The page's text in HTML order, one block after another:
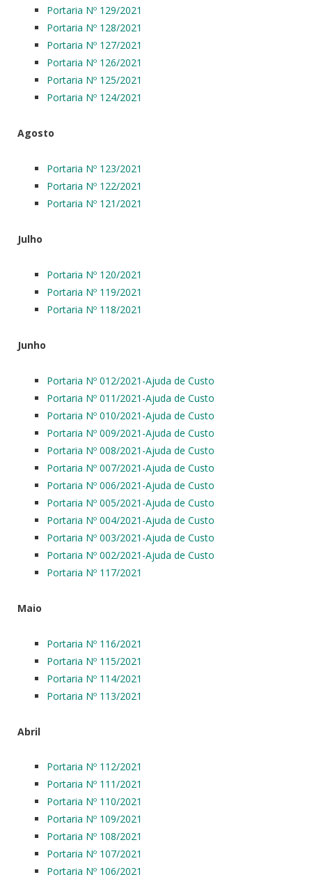
Portaria Nº 129/2021
Portaria Nº 128/2021
Portaria Nº 127/2021
Portaria Nº 126/2021
Portaria Nº 125/2021
Portaria Nº 124/2021
Agosto
Portaria Nº 123/2021
Portaria Nº 122/2021
Portaria Nº 121/2021
Julho
Portaria Nº 120/2021
Portaria Nº 119/2021
Portaria Nº 118/2021
Junho
Portaria Nº 012/2021-Ajuda de Custo
Portaria Nº 011/2021-Ajuda de Custo
Portaria Nº 010/2021-Ajuda de Custo
Portaria Nº 009/2021-Ajuda de Custo
Portaria Nº 008/2021-Ajuda de Custo
Portaria Nº 007/2021-Ajuda de Custo
Portaria Nº 006/2021-Ajuda de Custo
Portaria Nº 005/2021-Ajuda de Custo
Portaria Nº 004/2021-Ajuda de Custo
Portaria Nº 003/2021-Ajuda de Custo
Portaria Nº 002/2021-Ajuda de Custo
Portaria Nº 117/2021
Maio
Portaria Nº 116/2021
Portaria Nº 115/2021
Portaria Nº 114/2021
Portaria Nº 113/2021
Abril
Portaria Nº 112/2021
Portaria Nº 111/2021
Portaria Nº 110/2021
Portaria Nº 109/2021
Portaria Nº 108/2021
Portaria Nº 107/2021
Portaria Nº 106/2021